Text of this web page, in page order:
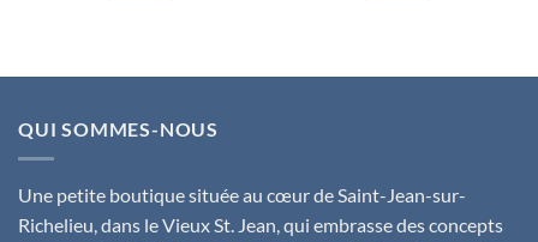
QUI SOMMES-NOUS
Une petite boutique située au cœur de Saint-Jean-sur-
Richelieu, dans le Vieux St. Jean, qui embrasse des concepts